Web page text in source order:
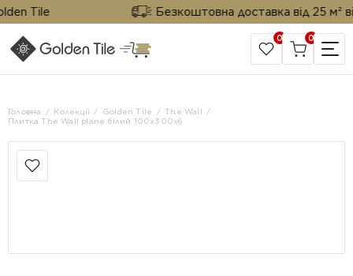
Tile Безкоштовна доставка від 25 м² від
САЙТ КОМПАНІЇ
0 0
Головна Колекції Golden Tile
The Wall
Плитка The Wall plane білий 100х300х6